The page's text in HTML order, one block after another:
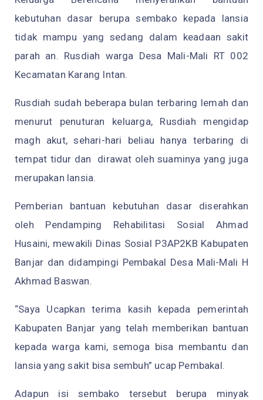
kebutuhan dasar berupa sembako kepada lansia
tidak mampu yang sedang dalam keadaan sakit
parah an. Rusdiah warga Desa Mali-Mali RT 002
Kecamatan Karang Intan.
Rusdiah sudah beberapa bulan terbaring lemah dan
menurut penuturan keluarga, Rusdiah mengidap
magh akut, sehari-hari beliau hanya terbaring di
tempat tidur dan dirawat oleh suaminya yang juga
merupakan lansia.
Pemberian bantuan kebutuhan dasar diserahkan
oleh Pendamping Rehabilitasi Sosial Ahmad
Husaini, mewakili Dinas Sosial P3AP2KB Kabupaten
Banjar dan didampingi Pembakal Desa Mali-Mali H
Akhmad Baswan.
“Saya Ucapkan terima kasih kepada pemerintah
Kabupaten Banjar yang telah memberikan bantuan
kepada warga kami, semoga bisa membantu dan
lansia yang sakit bisa sembuh” ucap Pembakal.
Adapun isi sembako tersebut berupa minyak